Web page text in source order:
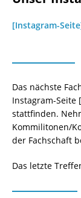
[Instagram-
Das nächste
Instagram-Seite
stattfinden.
Kommilitonen/
der Fachschaft
Das letzte